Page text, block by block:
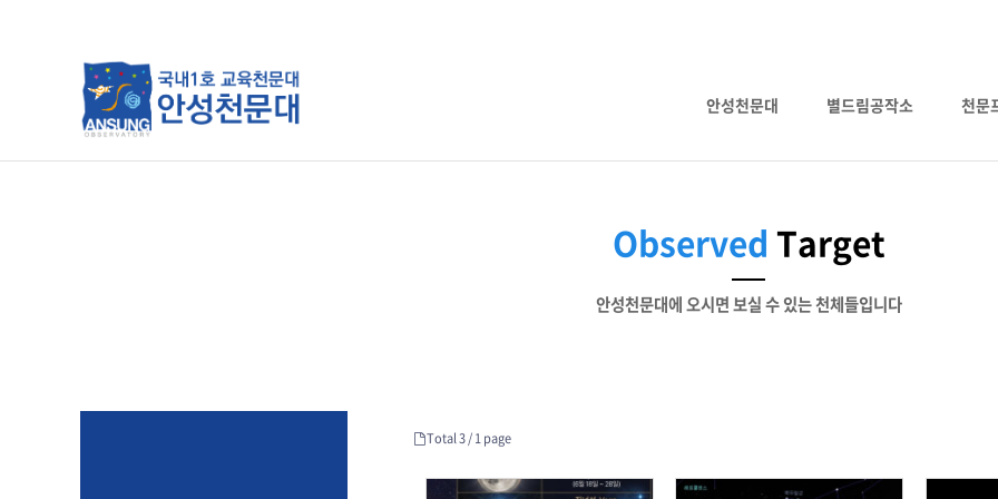
안성천문대 별드림공작소 천문
하위분류
Observed Target
안성천문대에 오시면 보실 수 있는 천체들입니다
Total 3 /1 page